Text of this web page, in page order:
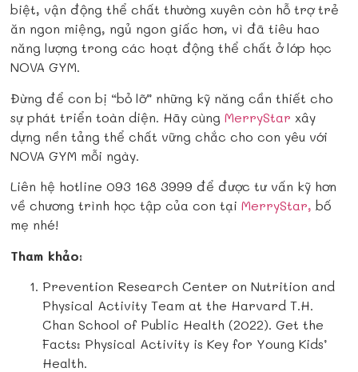
biệt, vận động thể chất thường xuyên còn hỗ trợ trẻ
ăn ngon miệng, ngủ ngon giấc hơn, vì đã tiêu hao
năng lượng trong các hoạt động thể chất ở lớp học
NOVA GYM.
Đừng để con bị “bỏ lỡ” những kỹ năng cần thiết cho
sự phát triển toàn diện. Hãy cùng MerryStar xây
dựng nền tảng thể chất vững chắc cho con yêu với
NOVA GYM mỗi ngày.
Liên hệ hotline 093 168 3999 để được tư vấn kỹ hơn
về chương trình học tập của con tạiMerryStar, bố
mẹ nhé!
Tham khảo:
Prevention Research Center on Nutrition and
Physical Activity Team at the Harvard T.H.
Chan School of Public Health (2022). Get the
Facts: Physical Activity is Key for Young Kids’
Health.